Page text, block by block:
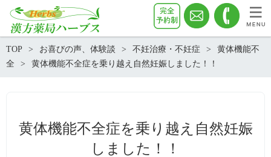
TOP お喜びの声、体験談 不妊治療・不妊症
黄体機能不
全
黄体機能不全症を乗り越え自然妊娠しました！！
黄体機能不全症を乗り越え自然妊娠
しました！！